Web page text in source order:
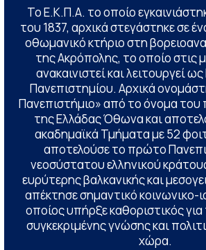
Το Ε.Κ.Π.Α. το οποίο
του 1837, αρχικά στεγάστηκε σε
οθωμανικό κτήριο στη
της Ακρόπολης, το οποίο στις
ανακαινιστεί και λειτουργεί
Πανεπιστημίου. Αρχικά
Πανεπιστήμιο» από το όνομα του
της Ελλάδας Όθωνα και
ακαδημαϊκά Τμήματα με 52
αποτελούσε το πρώτο
νεοσύστατου ελληνικού
ευρύτερης βαλκανικής και
απέκτησε σημαντικό κοινωνικο-
οποίος υπήρξε καθοριστικός
συγκεκριμένης γνώσης και
χώρα.